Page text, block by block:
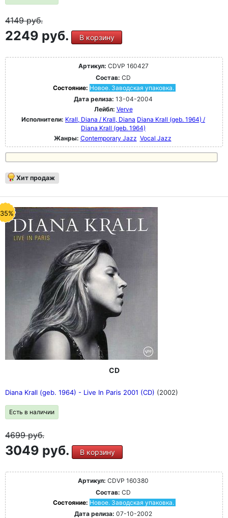
4149руб.
2249 руб. В корзину
Артикул: CDVP 160427
Состав: CD
Состояние: Новое. Заводская упаковка.
Дата релиза: 13-04-2004
Лейбл: Verve
Исполнители: Krall, Diana / Krall, Diana Diana Krall (geb. 1964) /
Diana Krall (geb. 1964)
Жанры: Contemporary Jazz Vocal Jazz
Хит продаж
CD
Diana Krall (geb. 1964) - Live In Paris 2001 (CD) (2002)
Есть в наличии
4699руб.
3049 руб. В корзину
Артикул: CDVP 160380
Состав: CD
Состояние: Новое. Заводская упаковка.
Дата релиза: 07-10-2002